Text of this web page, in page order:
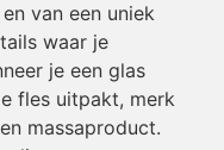
van een uniek
waar je
je een glas
fles uitpakt, merk
massaproduct.